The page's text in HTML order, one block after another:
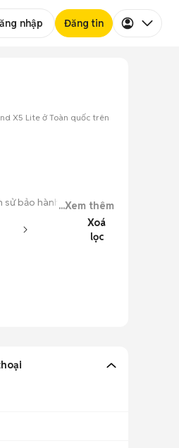
nhập Đăng tin
X5 Lite ở Toàn quốc trên
bảo hành. ...Xem thêm
Xoá
lọc